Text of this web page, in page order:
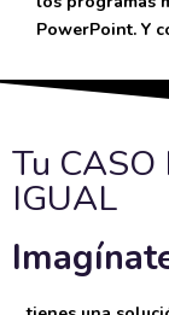
PowerPoint. Y
Tu CASO
IGUAL